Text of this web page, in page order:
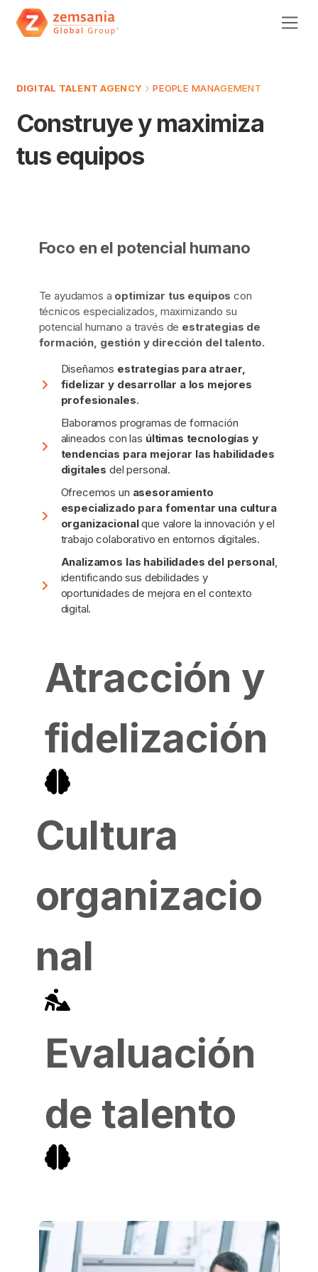
DIGITAL TALENT AGENCY PEOPLE MANAGEMENT
Construye y maximiza
tus equipos
Foco en el potencial humano
Te ayudamos a optimizar tus equipos con
técnicos especializados, maximizando su
potencial humano a través de estrategias de
formación, gestión y dirección del talento.
Diseñamos estrategias para atraer,
fidelizar y desarrollar a los mejores
profesionales.
Elaboramos programas de formación
alineados con las últimas tecnologías y
tendencias para mejorar las habilidades
digitales del personal.
Ofrecemos un asesoramiento
especializado para fomentar una cultura
organizacionalque valore la innovación y el
trabajo colaborativo en entornos digitales.
Analizamos las habilidades del personal,
identificando sus debilidades y
oportunidades de mejora en el contexto
digital.
Atracción y
fidelización
Cultura
organizacio
nal
Evaluación
de talento